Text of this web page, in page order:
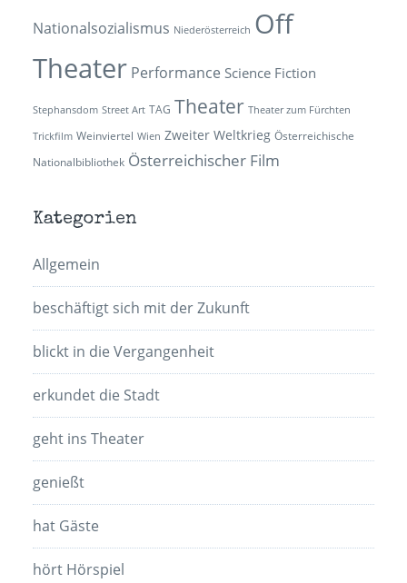
Nationalsozialismus Niederösterreich Off
Theater Performance Science Fiction
Stephansdom Street Art TAG Theater Theater zum Fürchten
Trickfilm Weinviertel Wien Zweiter Weltkrieg Österreichische
Nationalbibliothek Österreichischer Film
Kategorien
Allgemein
beschäftigt sich mit der Zukunft
blickt in die Vergangenheit
erkundet die Stadt
geht ins Theater
genießt
hat Gäste
hört Hörspiel